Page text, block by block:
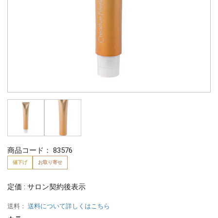
商品コード： 83576
値下げ お取り寄せ
定価 : サロン契約後表示
送料： 送料について詳しくはこちら